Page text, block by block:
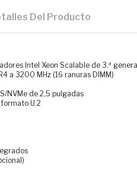
Del Producto
Intel Xeon Scalable de 3.ª
a 3200 MHz (16 ranuras DIMM)
NVMe de 2,5 pulgadas
U.2